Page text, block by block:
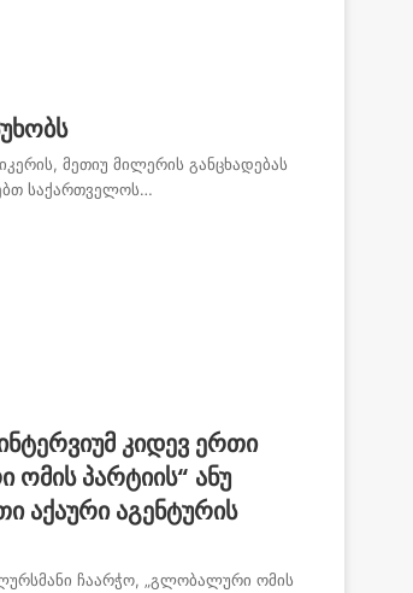
მეთიუ მილერის განცხადებას
საქართველოს…
კიდევ ერთი
პარტიის“ ანუ
აქაური აგენტურის
ჩაარჭო, „გლობალური ომის